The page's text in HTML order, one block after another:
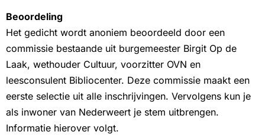
Beoordeling
Het gedicht wordt anoniem beoordeeld door een
commissie bestaande uit burgemeester Birgit Op de
Laak, wethouder Cultuur, voorzitter OVN en
leesconsulent Bibliocenter. Deze commissie maakt een
eerste selectie uit alle inschrijvingen. Vervolgens kun je
als inwoner van Nederweert je stem uitbrengen.
Informatie hierover volgt.